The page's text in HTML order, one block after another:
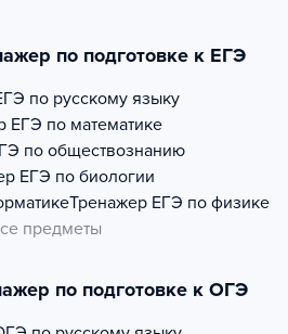
по подготовке к ЕГЭ
по русскому языку
ЕГЭ по математике
по обществознанию
ЕГЭ по биологии
Тренажер ЕГЭ по физике
предметы
по подготовке к ОГЭ